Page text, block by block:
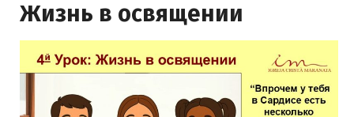
Жизнь в освящении